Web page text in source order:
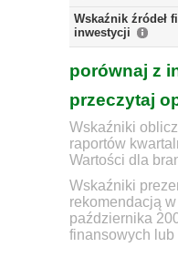
Wskaźnik źródeł
inwestycji
porównaj z
przeczytaj
Wskaźniki
raportów
Wartości dla
Wskaźniki
rekomendacją
października
finansowych lub